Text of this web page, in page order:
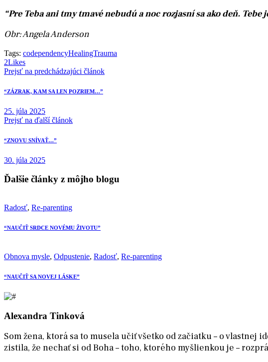
“Pre Teba ani tmy tmavé nebudú a noc rozjasní sa ako deň. Tebe
Obr: Angela Anderson
Tags: codependencyHealingTrauma
2Likes
Navigácia
v
Prejsť na predchádzajúci článok
“ZÁZRAK, KAM SA LEN POZRIEM…”
25. júla 2025
Prejsť na ďalší článok
“ZNOVU SNÍVAŤ…”
30. júla 2025
Ďalšie články z môjho blogu
Radosť, Re-parenting
“NAUČIŤ SRDCE NOVÉMU ŽIVOTU”
Obnova mysle, Odpustenie, Radosť, Re-parenting
“NAUČIŤ SA NOVEJ LÁSKE”
Alexandra Tinková
Som žena, ktorá sa to musela učiť všetko od začiatku – o
zistila, že nechať si od Boha – toho, ktorého myšlienkou je –